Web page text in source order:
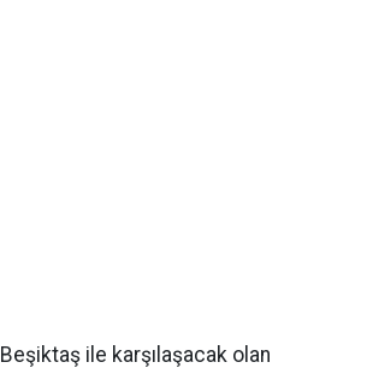
ile karşılaşacak olan